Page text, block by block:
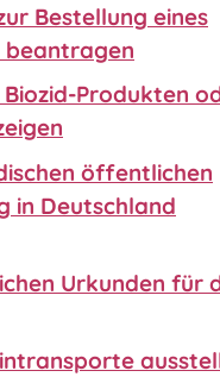
Bestellung eines
Produkten
öffentlichen
in Deutschland
Urkunden für